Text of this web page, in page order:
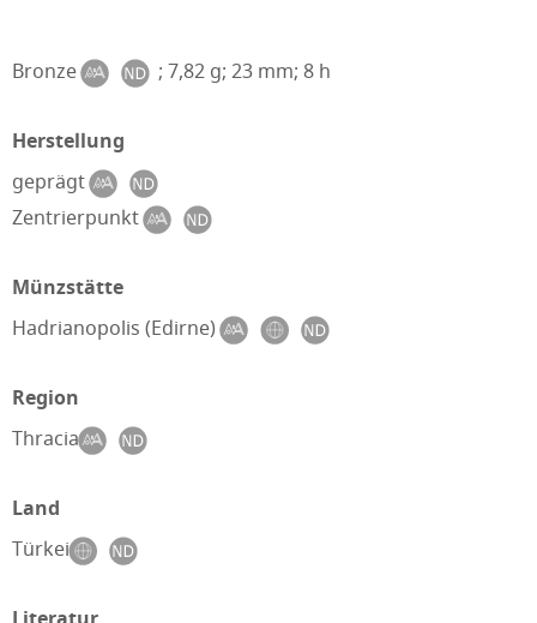
Bronze ; 7,82 g; 23 mm; 8 h
Herstellung
geprägt
Zentrierpunkt
Münzstätte
Hadrianopolis (Edirne)
Region
Thracia
Land
Türkei